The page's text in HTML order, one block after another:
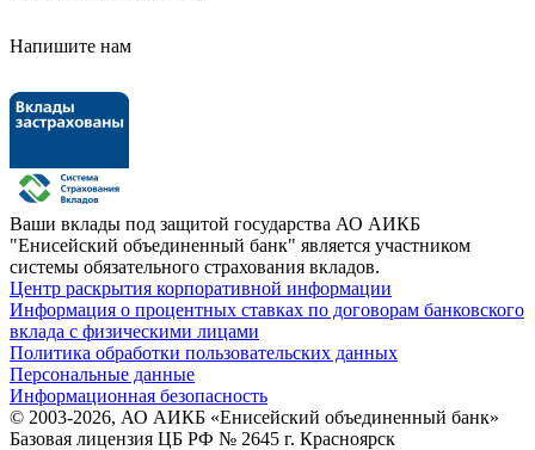
Напишите нам
Ваши вклады под защитой государства АО АИКБ
"Енисейский объединенный банк" является участником
системы обязательного страхования вкладов.
Центр раскрытия корпоративной информации
Информация о процентных ставках по договорам банковского
вклада с физическими лицами
Политика обработки пользовательских данных
Персональные данные
Информационная безопасность
© 2003-2026, АО АИКБ «Енисейский объединенный банк»
Базовая лицензия ЦБ РФ № 2645 г. Красноярск